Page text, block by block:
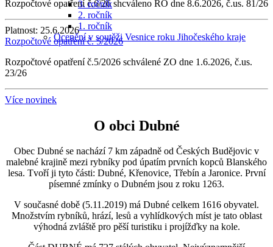
3. ročník
2. ročník
1. ročník
Ocenění v soutěži Vesnice roku Jihočeského kraje
Rozpočtové opatření č.6/26 shcváleno RO dne 8.6.2026, č.us. 81/26
Platnost: 25.6.2026
Rozpočtové opatření č. 5/2026
Rozpočtové opatření č.5/2026 schválené ZO dne 1.6.2026, č.us.
23/26
Více novinek
O obci Dubné
Obec Dubné se nachází 7 km západně od Českých Budějovic v
malebné krajině mezi rybníky pod úpatím prvních kopců Blanského
lesa. Tvoří ji tyto části: Dubné, Křenovice, Třebín a Jaronice. První
písemné zmínky o Dubném jsou z roku 1263.
V současné době (5.11.2019) má Dubné celkem 1616 obyvatel.
Množstvím rybníků, hrází, lesů a vyhlídkových míst je tato oblast
výhodná zvláště pro pěší turistiku i projížďky na kole.